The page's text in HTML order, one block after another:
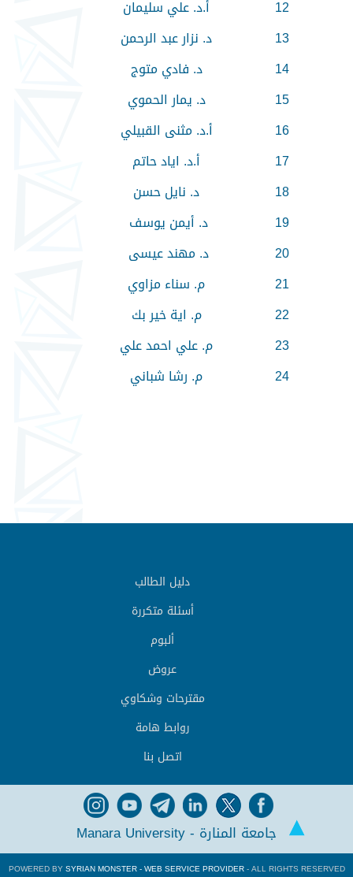
12
أ.د. علي سليمان
13
د. نزار عبد الرحمن
14
د. فادي متوج
15
د. يمار الحموي
16
أ.د. مثنى القبيلي
17
أ.د. اياد حاتم
18
د. نايل حسن
19
د. أيمن يوسف
20
د. مهند عيسى
21
م. سناء مزاوي
22
م. اية خير بك
23
م. علي احمد علي
24
م. رشا شباني
دليل الطالب
أسئلة متكررة
ألبوم
عروض
مقترحات وشكاوي
روابط هامة
اتصل بنا
جامعة المنارة - Manara University
POWERED BYSYRIAN MONSTER - WEB SERVICE PROVIDER- ALL RIGHTS RESERVED